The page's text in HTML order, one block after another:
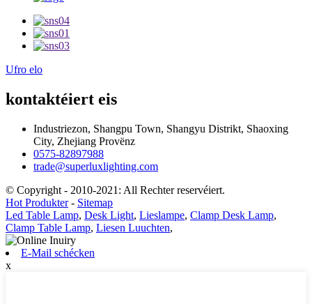
Ufro elo
kontaktéiert eis
Industriezon, Shangpu Town, Shangyu Distrikt, Shaoxing
City, Zhejiang Provënz
0575-82897988
trade@superluxlighting.com
© Copyright - 2010-2021: All Rechter reservéiert.
Hot Produkter- Sitemap
Led Table Lamp, Desk Light, Lieslampe, Clamp Desk Lamp,
Clamp Table Lamp, Liesen Luuchten,
E-Mail schécken
x